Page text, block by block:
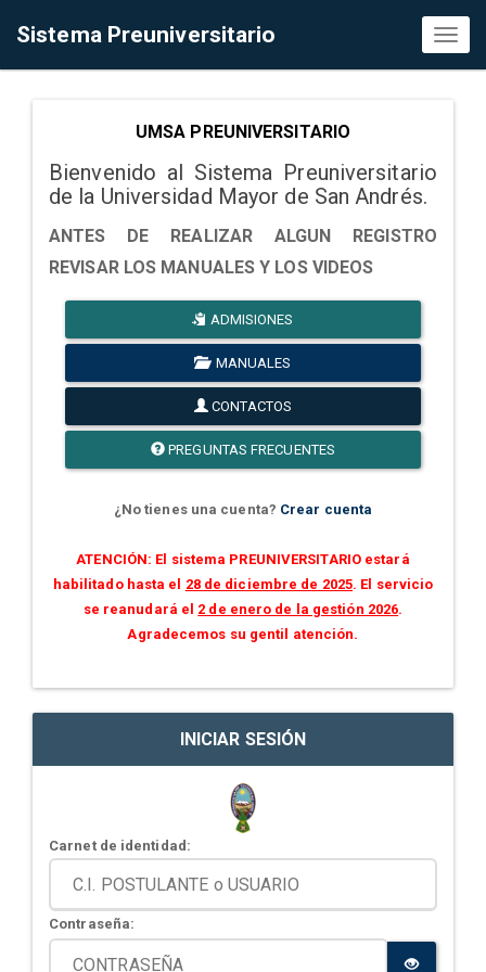
Sistema Preuniversitario
UMSA PREUNIVERSITARIO
Bienvenido al Sistema Preuniversitario
de la Universidad Mayor de San Andrés.
ANTES DE REALIZAR ALGUN REGISTRO
REVISAR LOS MANUALES Y LOS VIDEOS
ADMISIONES
MANUALES
CONTACTOS
PREGUNTAS FRECUENTES
¿No tienes una cuenta? Crear cuenta
ATENCIÓN: El sistema PREUNIVERSITARIO estará
habilitado hasta el 28 de diciembre de 2025. El servicio
se reanudará el 2 de enero de la gestión 2026.
Agradecemos su gentil atención.
INICIAR SESIÓN
Carnet de identidad:
Contraseña: